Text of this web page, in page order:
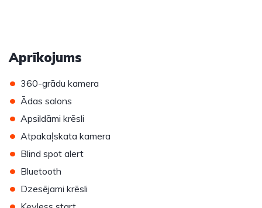
Aprīkojums
• 360-grādu kamera
• Ādas salons
• Apsildāmi krēsli
• Atpakaļskata kamera
• Blind spot alert
• Bluetooth
• Dzesējami krēsli